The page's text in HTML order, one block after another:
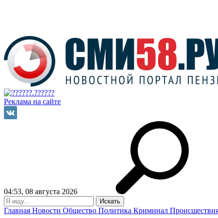
Реклама на сайте
04:53, 08 августа 2026
Главная Новости Общество Политика Криминал